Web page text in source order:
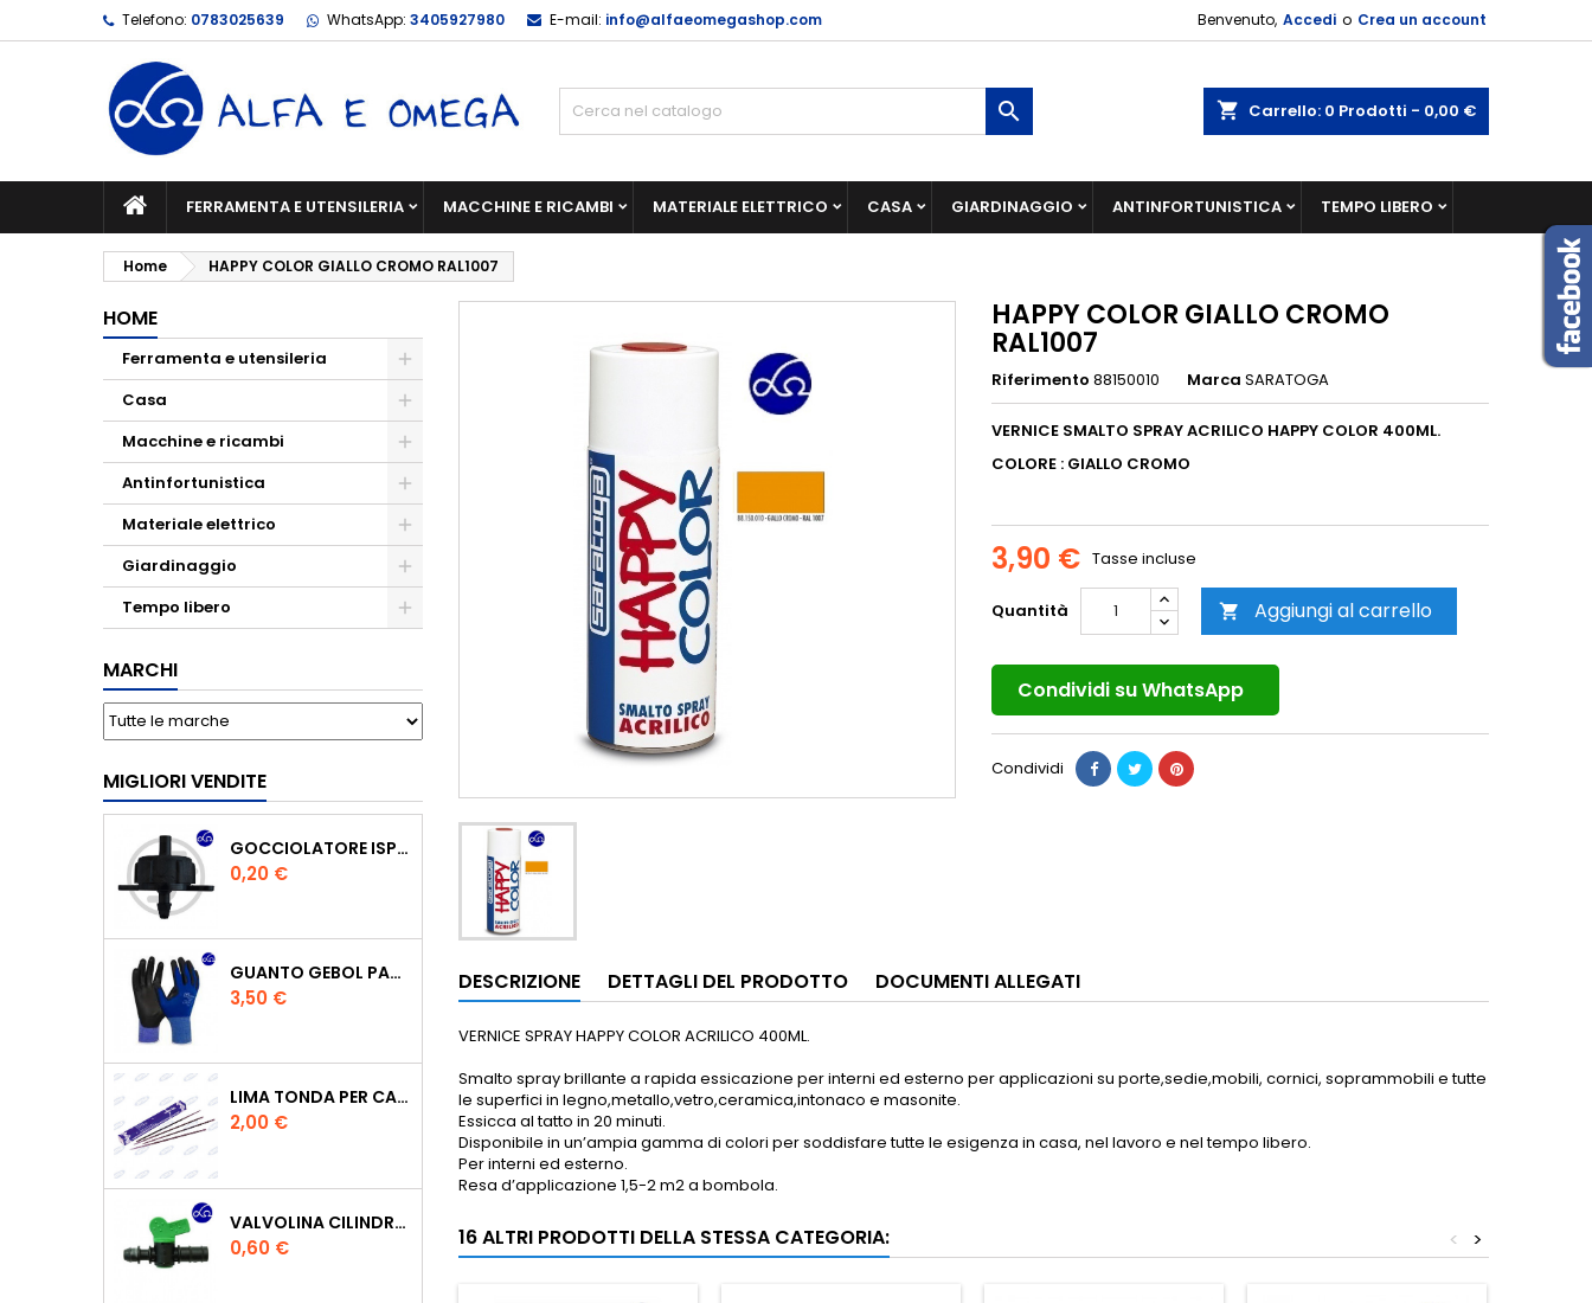
Telefono: 0783025639 WhatsApp: 3405927980 E-mail: info@alfaeomegashop.com Benvenuto, Accedi o Crea un account
shopping_cart Carrello: 0 Prodotti - 0,00 €

FERRAMENTA E UTENSILERIA MACCHINE E RICAMBI MATERIALE ELETTRICO CASA GIARDINAGGIO ANTINFORTUNISTICA TEMPO LIBERO
Home HAPPY COLOR GIALLO CROMO RAL1007
HOME
Ferramenta e utensileria
Casa
Macchine e ricambi
Antinfortunistica
Materiale elettrico
Giardinaggio
Tempo libero
MARCHI
MIGLIORI VENDITE
GOCCIOLATORE ISPEZIONABILE 4 L/H
Prezzo
0,20 €
GUANTO GEBOL PACIFIC - TG.10 709553 -
Prezzo
3,50 €
LIMA TONDA PER CATENA MOTOSEGA VALLORBE 3/16
Prezzo
2,00 €
VALVOLINA CILINDRO DI DERIVAZIONE CON PORTAGOMMA IN POLIPROPILENE- Ø MM.16
Prezzo
0,60 €
HAPPY COLOR GIALLO CROMO
RAL1007
Riferimento 88150010 Marca SARATOGA
VERNICE SMALTO SPRAY ACRILICO HAPPY COLOR 400ML.
COLORE : GIALLO CROMO
3,90 € Tasse incluse
Quantità  Aggiungi al carrello
Condividi su WhatsApp
Condividi
DESCRIZIONE DETTAGLI DEL PRODOTTO DOCUMENTI ALLEGATI
VERNICE SPRAY HAPPY COLOR ACRILICO 400ML.
Smalto spray brillante a rapida essicazione per interni ed esterno per applicazioni su porte,sedie,mobili, cornici, soprammobili e tutte
le superfici in legno,metallo,vetro,ceramica,intonaco e masonite.
Essicca al tatto in 20 minuti.
Disponibile in un’ampia gamma di colori per soddisfare tutte le esigenza in casa, nel lavoro e nel tempo libero.
Per interni ed esterno.
Resa d’applicazione 1,5-2 m2 a bombola.
16 ALTRI PRODOTTI DELLA STESSA CATEGORIA: >
<